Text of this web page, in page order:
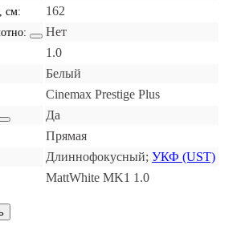
см: 162
Нет
1.0
Белый
Cinemax Prestige Plus
Да
Прямая
Длиннофокусный; УКФ (UST)
MattWhite MK1 1.0